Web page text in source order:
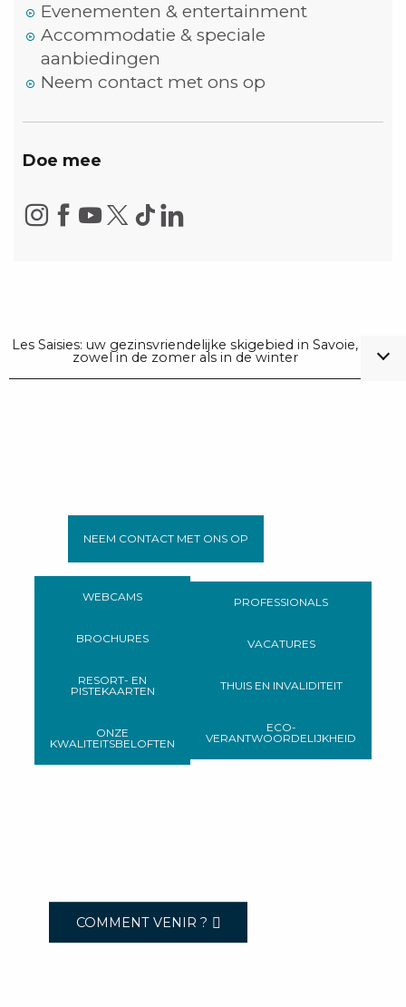
Evenementen & entertainment
Accommodatie & speciale
aanbiedingen
Neem contact met ons op
Doe mee
Les Saisies: uw gezinsvriendelijke skigebied in Savoie,
zowel in de zomer als in de winter
NEEM CONTACT MET ONS OP
WEBCAMS
BROCHURES
RESORT- EN
PISTEKAARTEN
ONZE
KWALITEITSBELOFTEN
PROFESSIONALS
VACATURES
THUIS EN INVALIDITEIT
ECO-
VERANTWOORDELIJKHEID
COMMENT VENIR ?